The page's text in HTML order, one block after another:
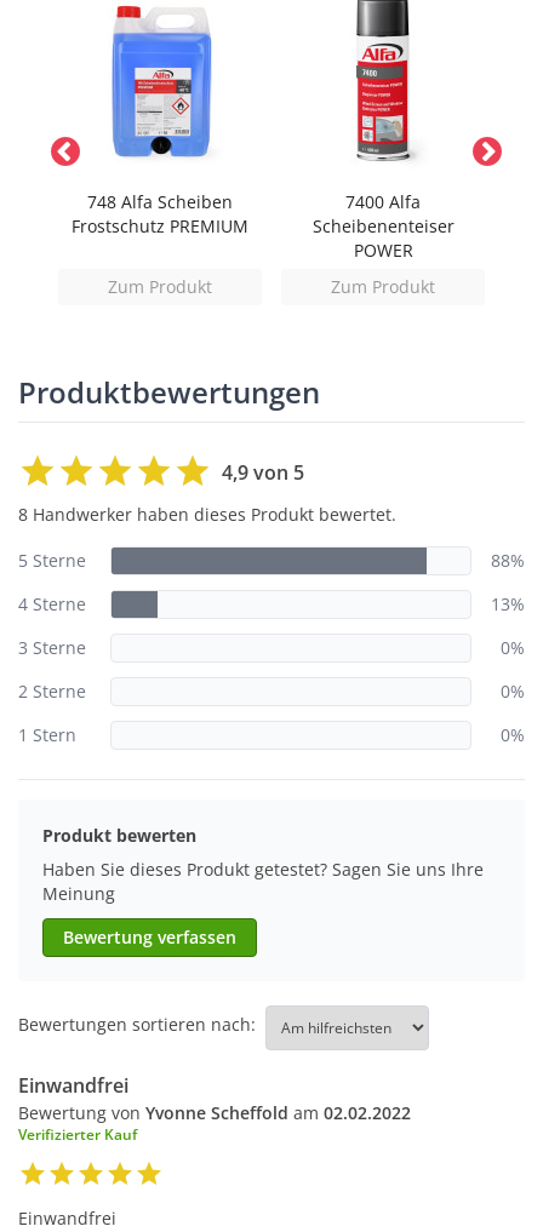
748 Alfa Scheiben
Frostschutz PREMIUM
Zum Produkt
7400 Alfa
Scheibenenteiser
POWER
Zum Produkt
Produktbewertungen
4,9 von 5
8 Handwerker haben dieses Produkt bewertet.
5 Sterne
88%
4 Sterne
13%
3 Sterne
0%
2 Sterne
0%
1 Stern
0%
Produkt bewerten
Haben Sie dieses Produkt getestet? Sagen Sie uns Ihre
Meinung
Bewertung verfassen
Bewertungen sortieren nach:
Einwandfrei
Bewertung von Yvonne Scheffold am 02.02.2022
Verifizierter Kauf
Einwandfrei